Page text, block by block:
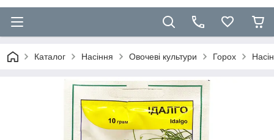
Каталог Насіння Овочеві культури Горох